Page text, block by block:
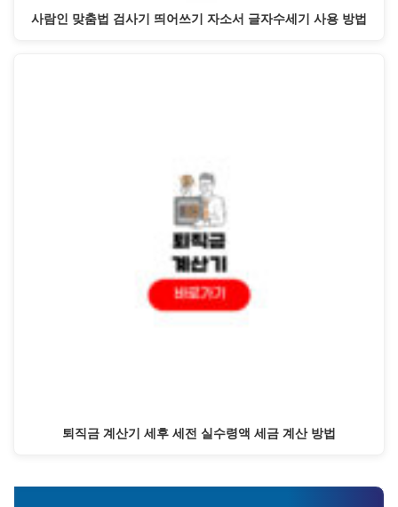
사람인 맞춤법 검사기 띄어쓰기 자소서 글자수세기 사용 방법
퇴직금 계산기 세후 세전 실수령액 세금 계산 방법